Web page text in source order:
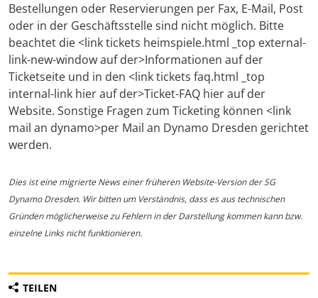
Bestellungen oder Reservierungen per Fax, E-Mail, Post
oder in der Geschäftsstelle sind nicht möglich. Bitte
beachtet die <link tickets heimspiele.html _top external-
link-new-window auf der>Informationen auf der
Ticketseite und in den <link tickets faq.html _top
internal-link hier auf der>Ticket-FAQ hier auf der
Website. Sonstige Fragen zum Ticketing können <link
mail an dynamo>per Mail an Dynamo Dresden gerichtet
werden.
Dies ist eine migrierte News einer früheren Website-Version der SG
Dynamo Dresden. Wir bitten um Verständnis, dass es aus technischen
Gründen möglicherweise zu Fehlern in der Darstellung kommen kann bzw.
einzelne Links nicht funktionieren.
TEILEN